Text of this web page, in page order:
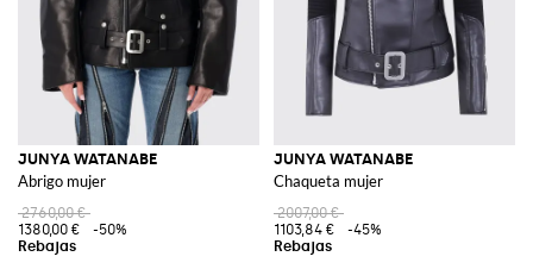
JUNYA WATANABE
Abrigo mujer
2760,00 €
1380,00 €
-50%
JUNYA WATANABE
Chaqueta mujer
2007,00 €
1103,84 €
-45%